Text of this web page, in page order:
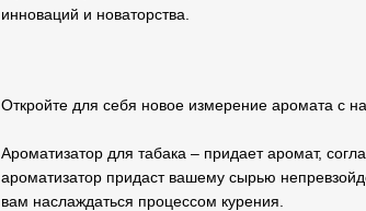
инноваций и новаторства.
Откройте для себя новое измерение аромата с
Ароматизатор для табака – придает аромат,
ароматизатор придаст вашему сырью
вам наслаждаться процессом курения.